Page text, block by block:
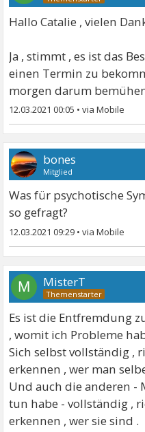
Hallo Catalie , vielen
Ja , stimmt , es ist das
einen Termin zu
morgen darum
12.03.2021 00:05 •
bones
Mitglied
Was für psychotische
so gefragt?
12.03.2021 09:29 •
M MisterT
Es ist die Entfremdung
, womit ich Probleme
Sich selbst vollständig ,
erkennen , wer man
Und auch die anderen -
tun habe - vollständig ,
erkennen , wer sie sind .